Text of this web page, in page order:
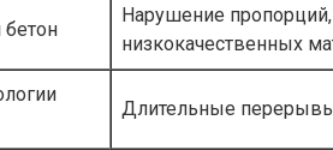
Нарушение
низкокачественных
Длительные